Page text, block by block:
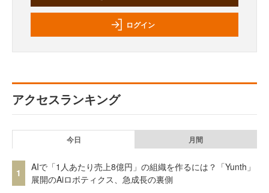
ログイン
アクセスランキング
今日 月間
1
AIで「1人あたり売上8億円」の組織を作るには？「Yunth」
展開のAiロボティクス、急成長の裏側